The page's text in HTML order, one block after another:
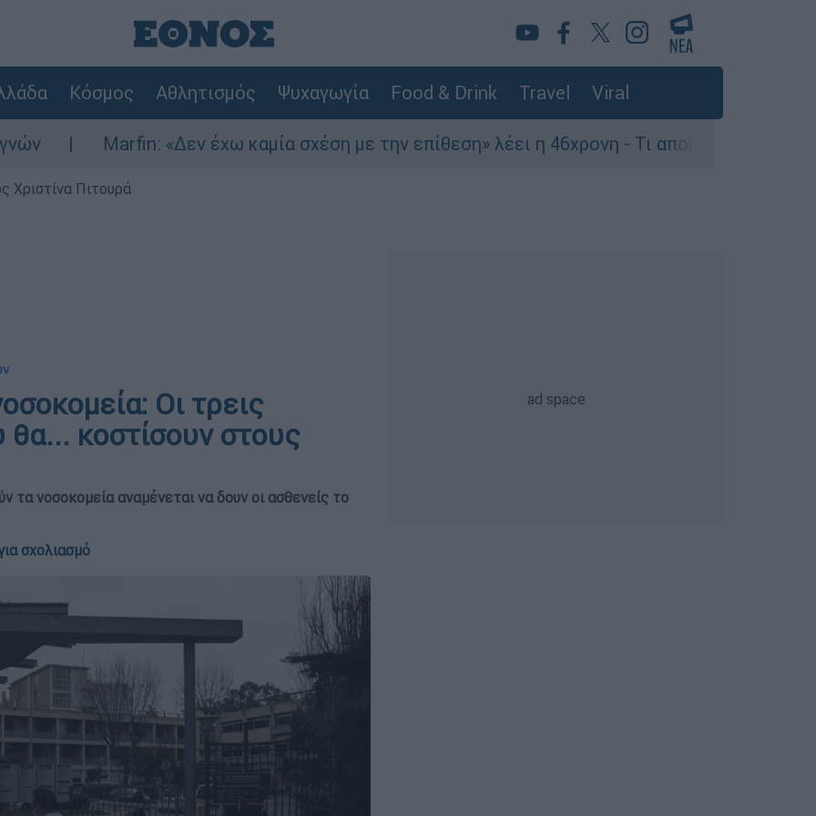
Κόσμος Αθλητισμός Ψυχαγωγία Food & Drink Travel Viral
Marfin: «Δεν έχω καμία σχέση με την επίθεση» λέει η 46χρονη - Τι αποκάλυψε στους
Χριστίνα Πιτουρά
Οι τρεις
κοστίσουν στους
τα νοσοκομεία αναμένεται να δουν οι ασθενείς το
σχολιασμό